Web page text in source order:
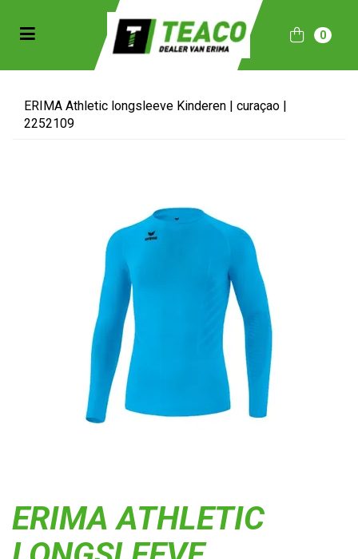
(Sportkleding)
(Collecties)
Toggle navigation 0
ERIMA Athletic longsleeve Kinderen | curaçao |
2252109
ERIMA ATHLETIC